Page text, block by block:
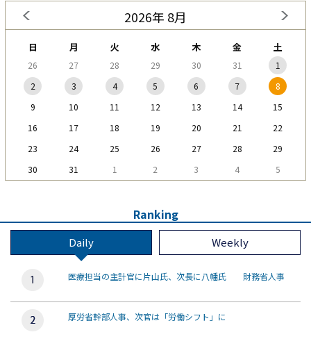
2026年 8月
日 月 火 水 木 金 土
26 27 28 29 30 31
1
2
3 4 5 6 7
8
9
10 11 12 13 14
15
16
17 18 19 20 21
22
23
24 25 26 27 28
29
30
31 1 2 3 4 5
Ranking
Daily Weekly
医療担当の主計官に片山氏、次長に八幡氏 財務省人事
厚労省幹部人事、次官は「労働シフト」に